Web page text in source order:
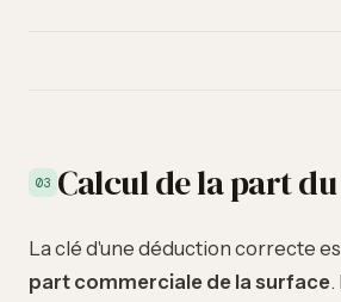
03 Calcul de la part
La clé d'une déduction correcte
part commerciale de la surface.